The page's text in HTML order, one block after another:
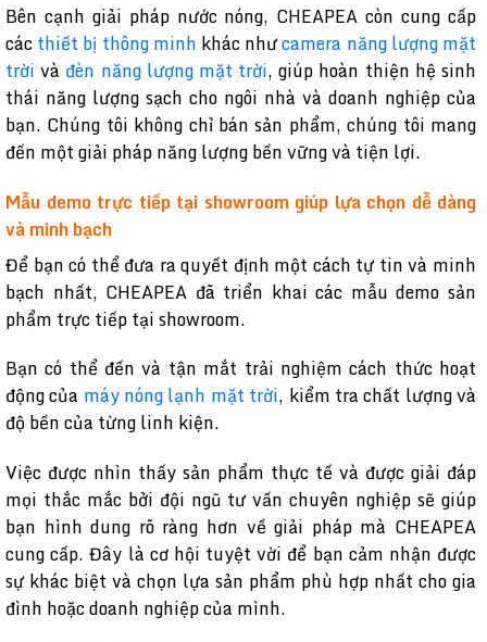
Bên cạnh giải pháp nước nóng, CHEAPEA còn cung cấp
các thiết bị thông minh khác nhưcamera năng lượng mặt
trời và đèn năng lượng mặt trời, giúp hoàn thiện hệ sinh
thái năng lượng sạch cho ngôi nhà và doanh nghiệp của
bạn. Chúng tôi không chỉ bán sản phẩm, chúng tôi mang
đến một giải pháp năng lượng bền vững và tiện lợi.
Mẫu demo trực tiếp tại showroom giúp lựa chọn dễ dàng
và minh bạch
Để bạn có thể đưa ra quyết định một cách tự tin và minh
bạch nhất, CHEAPEA đã triển khai các mẫu demo sản
phẩm trực tiếp tại showroom.
Bạn có thể đến và tận mắt trải nghiệm cách thức hoạt
động của máy nóng lạnh mặt trời, kiểm tra chất lượng và
độ bền của từng linh kiện.
Việc được nhìn thấy sản phẩm thực tế và được giải đáp
mọi thắc mắc bởi đội ngũ tư vấn chuyên nghiệp sẽ giúp
bạn hình dung rõ ràng hơn về giải pháp mà CHEAPEA
cung cấp. Đây là cơ hội tuyệt vời để bạn cảm nhận được
sự khác biệt và chọn lựa sản phẩm phù hợp nhất cho gia
đình hoặc doanh nghiệp của mình.